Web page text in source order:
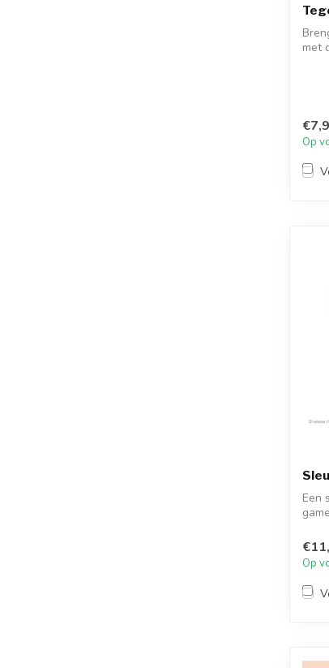
met
Op
Een
Op